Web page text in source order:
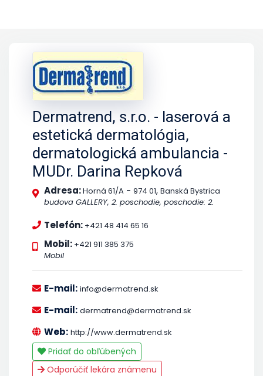
Dermatrend, s.r.o. - laserová a
estetická dermatológia,
dermatologická ambulancia -
MUDr. Darina Repková
Adresa:Horná 61/A - 974 01, Banská Bystrica
budova GALLERY, 2. poschodie, poschodie: 2.
Telefón: +421 48 414 65 16
Mobil: +421 911 385 375
Mobil
E-mail: info@dermatrend.sk
E-mail: dermatrend@dermatrend.sk
Web: http://www.dermatrend.sk
Pridať do obľúbených
Odporúčiť lekára známenu